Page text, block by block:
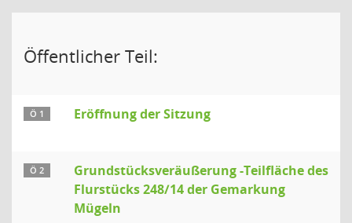
Öffentlicher Teil:
Ö 1 Eröffnung der Sitzung
Ö 2
Grundstücksveräußerung -Teilfläche des
Flurstücks 248/14 der Gemarkung
Mügeln